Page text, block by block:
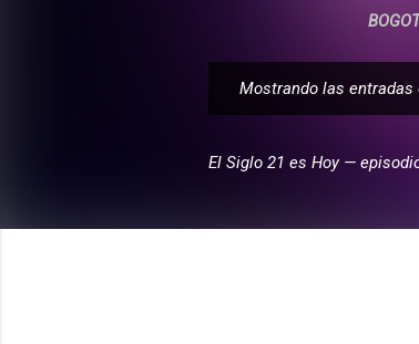
t
Mostrando las
El Siglo 21 es Hoy —